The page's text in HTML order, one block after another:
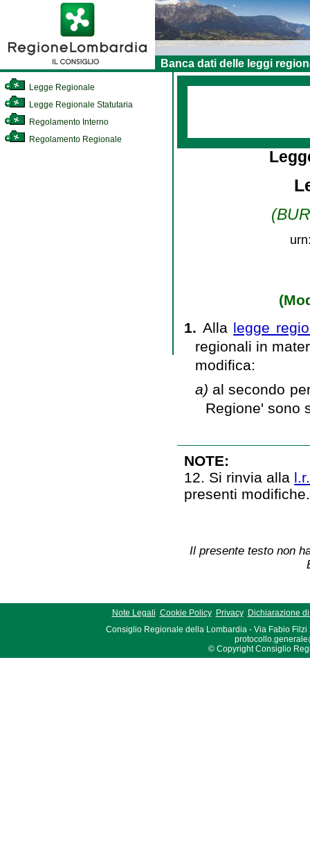
Banca dati delle leggi
Legge Regionale
Legge Regionale Statutaria
Regolamento Interno
Regolamento Regionale
1. Alla legge
regionali in
modifica:
a) al secondo
Regione' sono
NOTE:
12. Si rinvia alla
presenti
Il presente testo non
Note Legali Cookie Policy Privacy
Dichiarazione
Consiglio Regionale della Lombardia - Via Fabio Filzi
© Copyright Consiglio